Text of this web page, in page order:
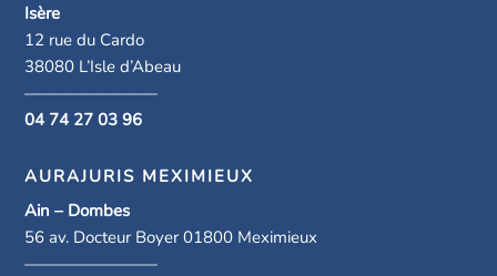
Isère
12 rue du Cardo
38080 L’Isle d’Abeau
————————
04 74 27 03 96
AURAJURIS MEXIMIEUX
Ain – Dombes
56 av. Docteur Boyer 01800 Meximieux
————————